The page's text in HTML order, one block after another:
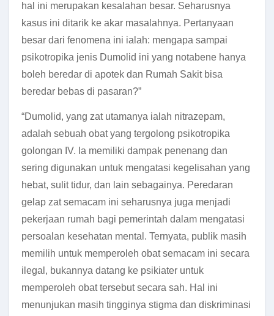
hal ini merupakan kesalahan besar. Seharusnya
kasus ini ditarik ke akar masalahnya. Pertanyaan
besar dari fenomena ini ialah: mengapa sampai
psikotropika jenis Dumolid ini yang notabene hanya
boleh beredar di apotek dan Rumah Sakit bisa
beredar bebas di pasaran?”
“Dumolid, yang zat utamanya ialah nitrazepam,
adalah sebuah obat yang tergolong psikotropika
golongan IV. Ia memiliki dampak penenang dan
sering digunakan untuk mengatasi kegelisahan yang
hebat, sulit tidur, dan lain sebagainya. Peredaran
gelap zat semacam ini seharusnya juga menjadi
pekerjaan rumah bagi pemerintah dalam mengatasi
persoalan kesehatan mental. Ternyata, publik masih
memilih untuk memperoleh obat semacam ini secara
ilegal, bukannya datang ke psikiater untuk
memperoleh obat tersebut secara sah. Hal ini
menunjukan masih tingginya stigma dan diskriminasi